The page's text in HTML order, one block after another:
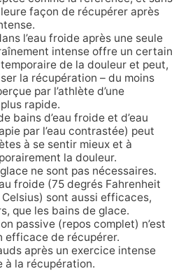
façon de récupérer après
l’eau froide après une seule
intense offre un certain
de la douleur et peut,
la récupération – du moins
par l’athlète d’une
rapide.
bains d’eau froide et d’eau
par l’eau contrastée) peut
à se sentir mieux et à
la douleur.
ne sont pas nécessaires.
froide (75 degrés Fahrenheit
sont aussi efficaces,
que les bains de glace.
passive (repos complet) n’est
efficace de récupérer.
après un exercice intense
à la récupération.